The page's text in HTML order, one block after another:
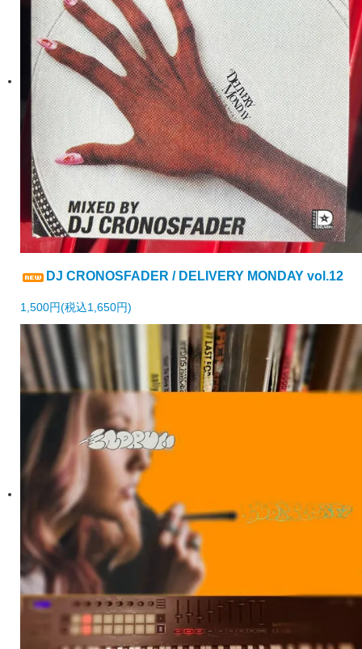
DJ CRONOSFADER / DELIVERY MONDAY vol.12
1,500円(税込1,650円)